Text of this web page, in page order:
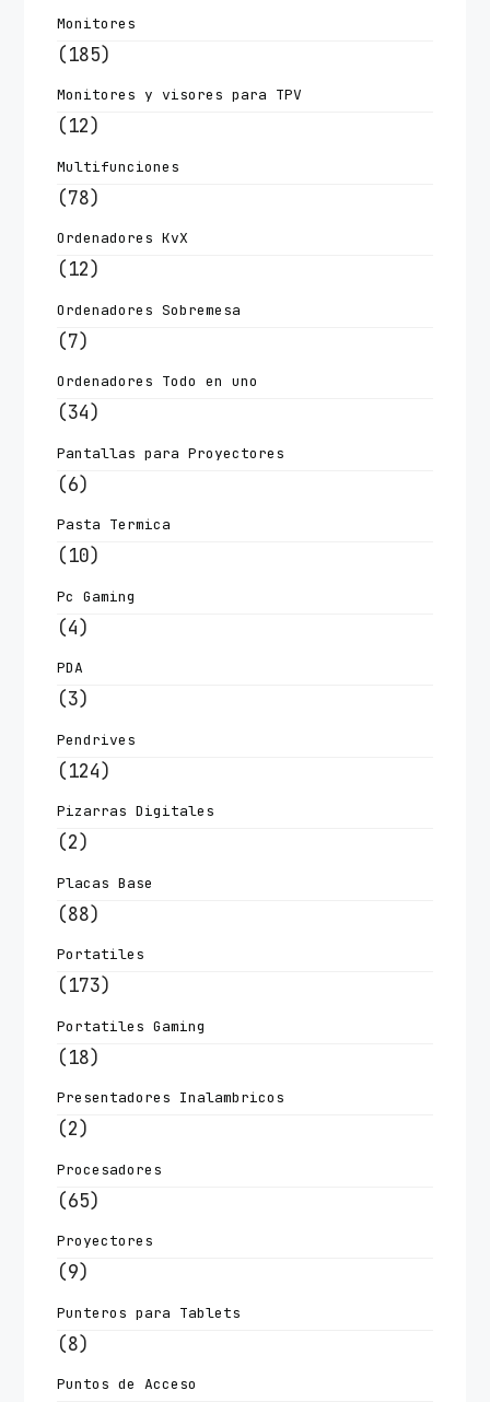
Monitores
(185)
Monitores y visores para TPV
(12)
Multifunciones
(78)
Ordenadores KvX
(12)
Ordenadores Sobremesa
(7)
Ordenadores Todo en uno
(34)
Pantallas para Proyectores
(6)
Pasta Termica
(10)
Pc Gaming
(4)
PDA
(3)
Pendrives
(124)
Pizarras Digitales
(2)
Placas Base
(88)
Portatiles
(173)
Portatiles Gaming
(18)
Presentadores Inalambricos
(2)
Procesadores
(65)
Proyectores
(9)
Punteros para Tablets
(8)
Puntos de Acceso